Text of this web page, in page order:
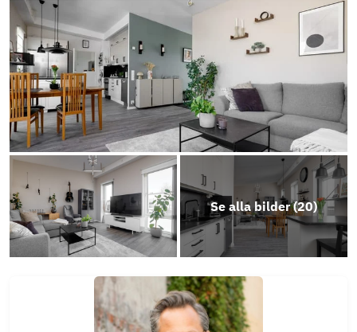
Energideklaration Myrbacksgatan
Årsredovisning Brf Plutonbrigaden -25
Se alla bilder (20)